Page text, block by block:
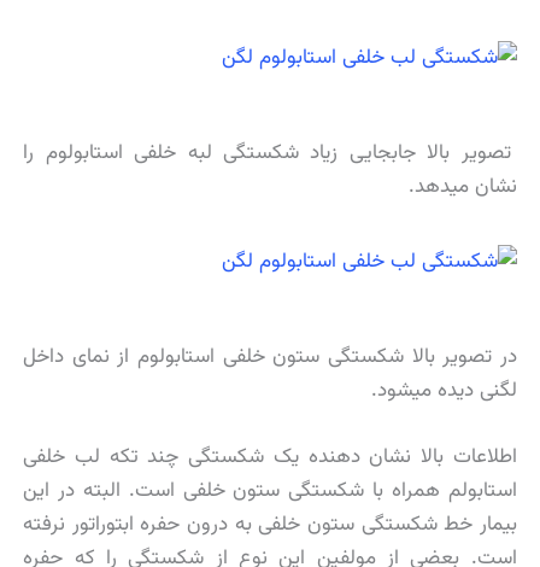
تصویر بالا جابجایی زیاد شکستگی لبه خلفی استابولوم را
نشان میدهد.
در تصویر بالا شکستگی ستون خلفی استابولوم از نمای داخل
لگنی دیده میشود.
اطلاعات بالا نشان دهنده یک شکستگی چند تکه لب خلفی
استابولم همراه با شکستگی ستون خلفی است. البته در این
بیمار خط شکستگی ستون خلفی به درون حفره ابتوراتور نرفته
است. بعضی از مولفین این نوع از شکستگی را که حفره